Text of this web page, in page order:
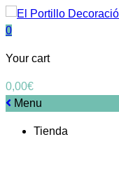
0
Your cart
0,00€
Menu
Tienda